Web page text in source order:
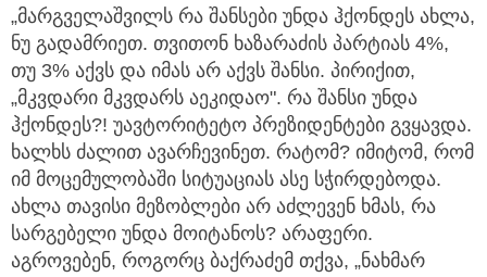
„მარგველაშვილს რა შანსები უნდა ჰქონდეს ახლა,
ნუ გადამრიეთ. თვითონ ხაზარაძის პარტიას 4%,
თუ 3% აქვს და იმას არ აქვს შანსი. პირიქით,
„მკვდარი მკვდარს აეკიდაო". რა შანსი უნდა
ჰქონდეს?! უავტორიტეტო პრეზიდენტები გვყავდა.
ხალხს ძალით ავარჩევინეთ. რატომ? იმიტომ, რომ
იმ მოცემულობაში სიტუაციას ასე სჭირდებოდა.
ახლა თავისი მეზობლები არ აძლევენ ხმას, რა
სარგებელი უნდა მოიტანოს? არაფერი.
აგროვებენ, როგორც ბაქრაძემ თქვა, „ნახმარ